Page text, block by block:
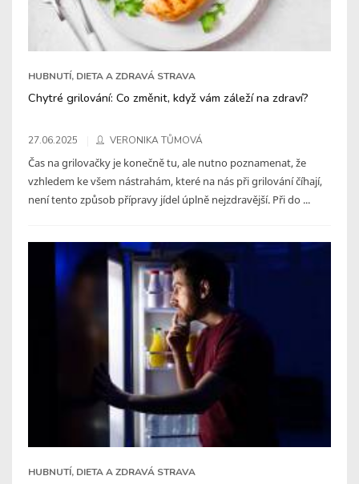
HUBNUTÍ, DIETA A ZDRAVÁ STRAVA
Chytré grilování: Co změnit, když vám záleží na zdraví?
27.06.2025 VERONIKA TŮMOVÁ
Čas na grilovačky je konečně tu, ale nutno poznamenat, že
vzhledem ke všem nástrahám, které na nás při grilování číhají,
není tento způsob přípravy jídel úplně nejzdravější. Při do ...
HUBNUTÍ, DIETA A ZDRAVÁ STRAVA